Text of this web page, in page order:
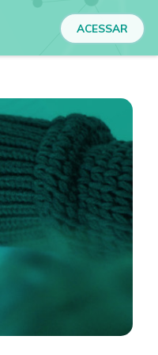
ACESSAR